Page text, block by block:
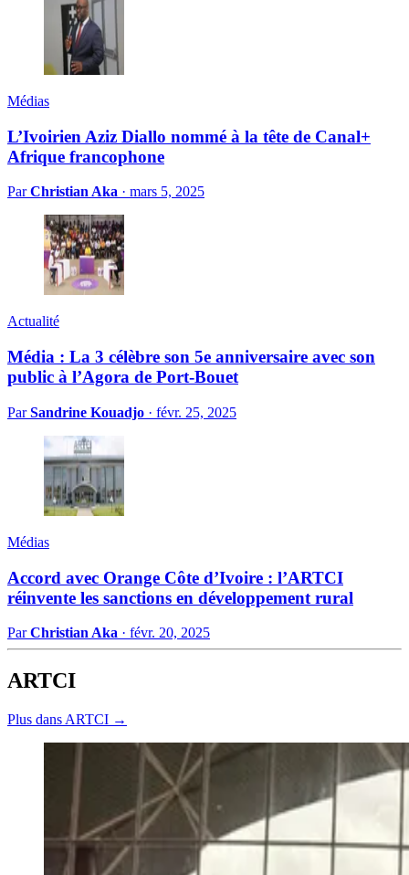
Médias
L’Ivoirien Aziz Diallo nommé à la tête de Canal+
Afrique francophone
ParChristian Aka · mars 5, 2025
Actualité
Média : La 3 célèbre son 5e anniversaire avec son
public à l’Agora de Port-Bouet
ParSandrine Kouadjo · févr. 25, 2025
Médias
Accord avec Orange Côte d’Ivoire : l’ARTCI
réinvente les sanctions en développement rural
ParChristian Aka · févr. 20, 2025
ARTCI
Plus dans ARTCI →